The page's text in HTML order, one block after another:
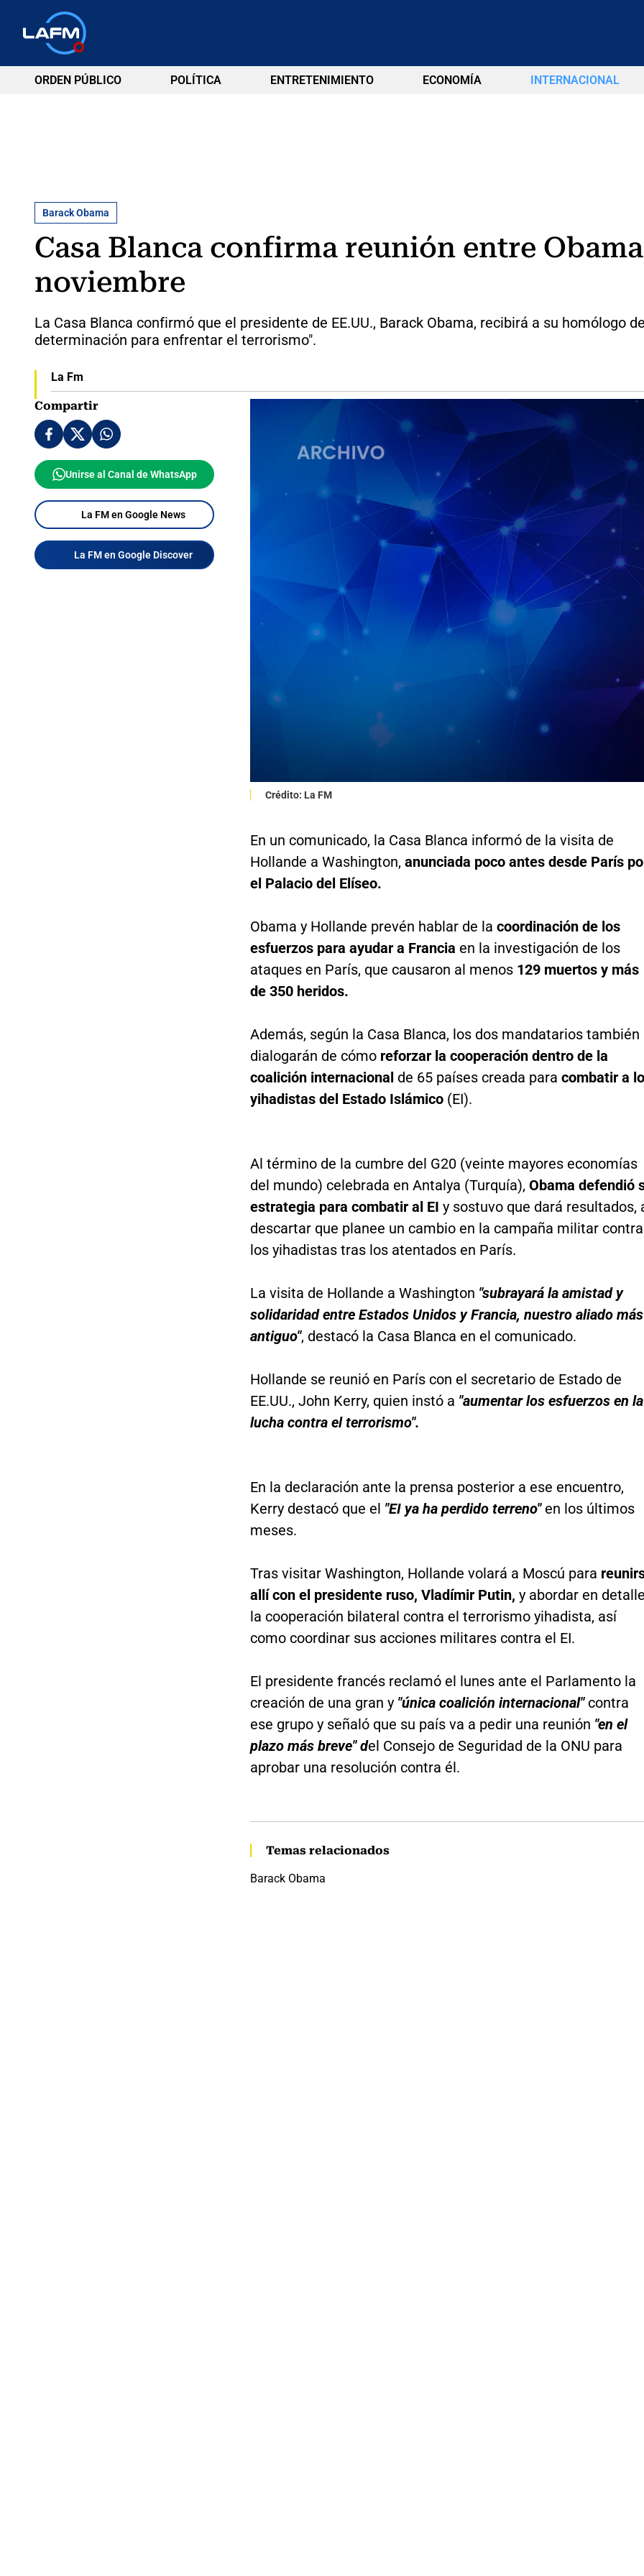
ORDEN PÚBLICO POLÍTICA ENTRETENIMIENTO ECONOMÍA INTERNACIONAL
Barack Obama
Casa Blanca confirma reunión entre
noviembre
La Casa Blanca confirmó que el presidente de EE.UU., Barack Obama, recibirá a su homólogo
determinación para enfrentar el terrorismo".
La Fm
Compartir
Unirse al Canal de WhatsApp
La FM en Google News
La FM en Google Discover
Crédito: La FM
En un comunicado, la Casa Blanca informó de la visita de
Hollande a Washington, anunciada poco antes desde París
el Palacio del Elíseo.
Obama y Hollande prevén hablar de la coordinación de los
esfuerzos para ayudar a Francia en la investigación de los
ataques en París, que causaron al menos129 muertos y más
de 350 heridos.
Además, según la Casa Blanca, los dos mandatarios también
dialogarán de cómo reforzar la cooperación dentro de la
coalición internacional de 65 países creada para combatir a
yihadistas del Estado Islámico(EI).
Al término de la cumbre del G20 (veinte mayores economías
del mundo) celebrada en Antalya (Turquía), Obama defendió
estrategia para combatir al EI y sostuvo que dará resultados,
descartar que planee un cambio en la campaña militar contra
los yihadistas tras los atentados en París.
La visita de Hollande a Washington "subrayará la amistad y
solidaridad entre Estados Unidos y Francia, nuestro aliado más
antiguo", destacó la Casa Blanca en el comunicado.
Hollande se reunió en París con el secretario de Estado de
EE.UU., John Kerry, quien instó a "aumentar los esfuerzos en la
lucha contra el terrorismo".
En la declaración ante la prensa posterior a ese encuentro,
Kerry destacó que el "EI ya ha perdido terreno" en los últimos
meses.
Tras visitar Washington, Hollande volará a Moscú para
allí con el presidente ruso, Vladímir Putin, y abordar en
la cooperación bilateral contra el terrorismo yihadista, así
como coordinar sus acciones militares contra el EI.
El presidente francés reclamó el lunes ante el Parlamento la
creación de una gran y "única coalición internacional" contra
ese grupo y señaló que su país va a pedir una reunión "en el
plazo más breve" del Consejo de Seguridad de la ONU para
aprobar una resolución contra él.
Temas relacionados
Barack Obama